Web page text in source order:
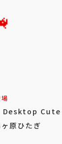
Desktop Cute
原ひたぎ